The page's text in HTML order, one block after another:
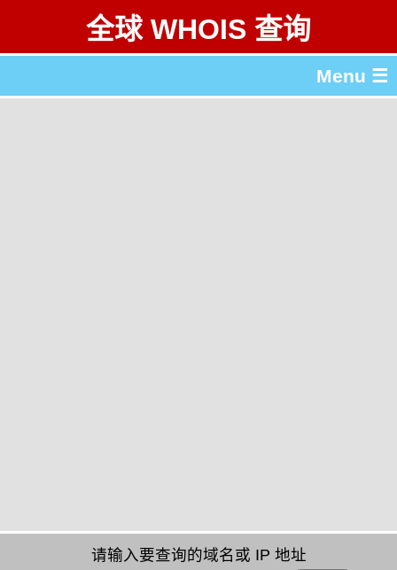
全球 WHOIS 查询
Menu ☰
请输入要查询的域名或 IP 地址